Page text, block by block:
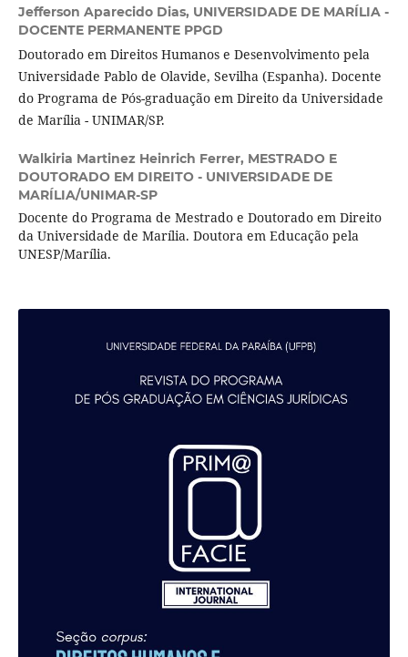
Jefferson Aparecido Dias, UNIVERSIDADE DE MARÍLIA -
DOCENTE PERMANENTE PPGD
Doutorado em Direitos Humanos e Desenvolvimento pela
Universidade Pablo de Olavide, Sevilha (Espanha). Docente
do Programa de Pós-graduação em Direito da Universidade
de Marília - UNIMAR/SP.
Walkiria Martinez Heinrich Ferrer, MESTRADO E
DOUTORADO EM DIREITO - UNIVERSIDADE DE
MARÍLIA/UNIMAR-SP
Docente do Programa de Mestrado e Doutorado em Direito
da Universidade de Marília. Doutora em Educação pela
UNESP/Marília.